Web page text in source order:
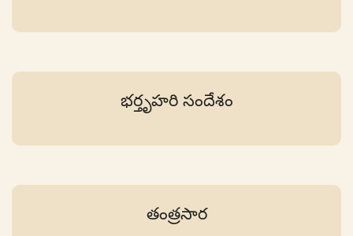
భర్తృహరి సందేశం
తంత్రసార